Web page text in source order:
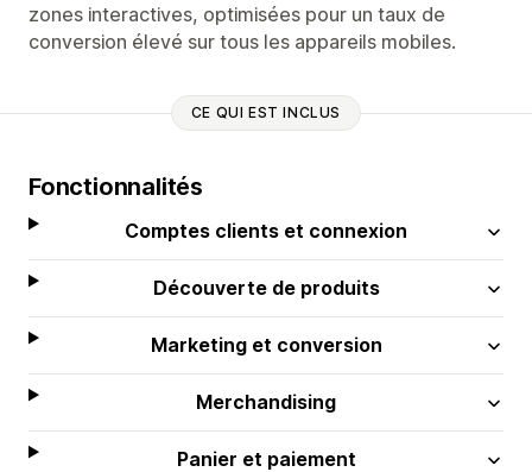
zones interactives, optimisées pour un taux de
conversion élevé sur tous les appareils mobiles.
CE QUI EST INCLUS
Fonctionnalités
Comptes clients et connexion
Découverte de produits
Marketing et conversion
Merchandising
Panier et paiement